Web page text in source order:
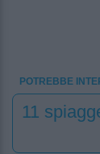
POTREBBE
11